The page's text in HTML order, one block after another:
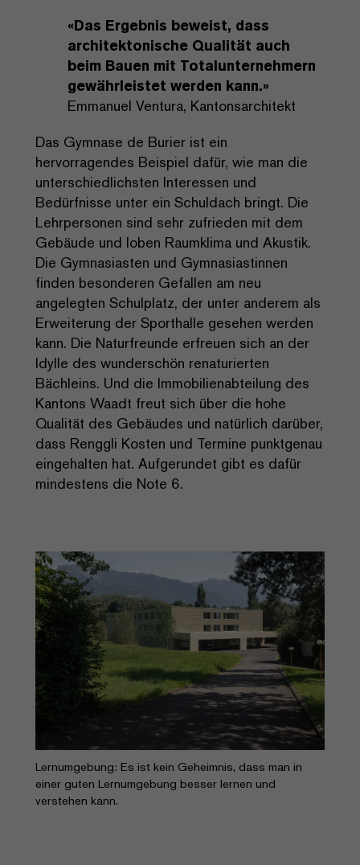
«Das Ergebnis beweist, dass
architektonische Qualität auch
beim Bauen mit Totalunternehmern
gewährleistet werden kann.»
Emmanuel Ventura, Kantonsarchitekt
Das Gymnase de Burier ist ein
hervorragendes Beispiel dafür, wie man die
unterschiedlichsten Interessen und
Bedürfnisse unter ein Schuldach bringt. Die
Lehrpersonen sind sehr zufrieden mit dem
Gebäude und loben Raumklima und Akustik.
Die Gymnasiasten und Gymnasiastinnen
finden besonderen Gefallen am neu
angelegten Schulplatz, der unter anderem als
Erweiterung der Sporthalle gesehen werden
kann. Die Naturfreunde erfreuen sich an der
Idylle des wunderschön renaturierten
Bächleins. Und die Immobilienabteilung des
Kantons Waadt freut sich über die hohe
Qualität des Gebäudes und natürlich darüber,
dass Renggli Kosten und Termine punktgenau
eingehalten hat. Aufgerundet gibt es dafür
mindestens die Note 6.
Lernumgebung: Es ist kein Geheimnis, dass man in
einer guten Lernumgebung besser lernen und
verstehen kann.